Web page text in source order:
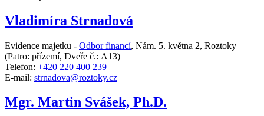
Vladimíra Strnadová
Evidence majetku - Odbor financí, Nám. 5. května 2, Roztoky
(Patro: přízemí, Dveře č.: A13)
Telefon: +420 220 400 239
E-mail: strnadova@roztoky.cz
Mgr. Martin Svášek, Ph.D.